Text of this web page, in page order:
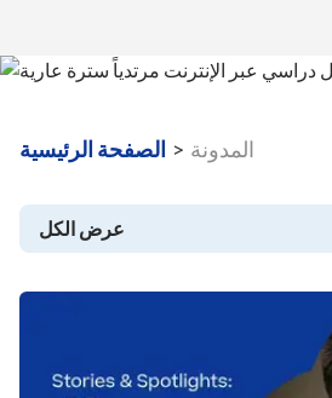
الصفحة الرئيسية > المدونة